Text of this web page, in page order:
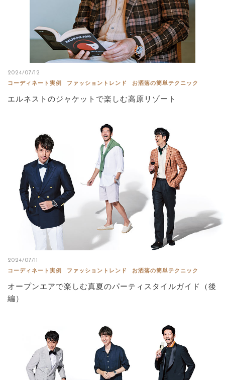
2024/07/12
コーディネート実例
ファッショントレンド お洒落の簡単テクニック
エルネストのジャケットで楽しむ高原リゾート
2024/07/11
コーディネート実例
ファッショントレンド お洒落の簡単テクニック
オープンエアで楽しむ真夏のパーティスタイルガイド（後
編）